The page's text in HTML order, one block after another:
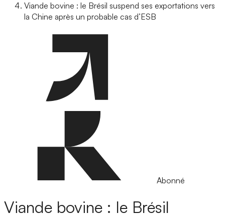
Viande bovine : le Brésil suspend ses exportations vers
la Chine après un probable cas d’ESB
Abonné
Viande bovine : le Brésil